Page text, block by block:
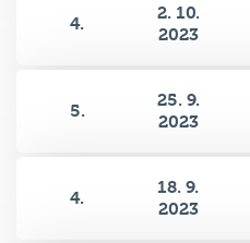
4.
2. 10.
2023
5.
25. 9.
2023
4.
18. 9.
2023